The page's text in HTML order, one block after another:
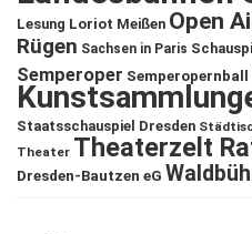
Lesung Loriot Meißen Open
Rügen Sachsen in Paris
Semperoper Semperopernball
Staatsschauspiel Dresden
Theater Theaterzelt
Dresden-Bautzen eG